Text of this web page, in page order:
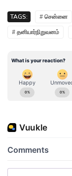
TAGS: # சென்னை
# தனியார்நிறுவனம்